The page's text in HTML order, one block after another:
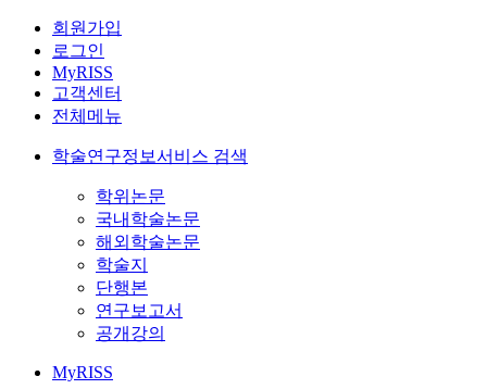
회원가입
로그인
MyRISS
고객센터
전체메뉴
학술연구정보서비스 검색
학위논문
국내학술논문
해외학술논문
학술지
단행본
연구보고서
공개강의
MyRISS